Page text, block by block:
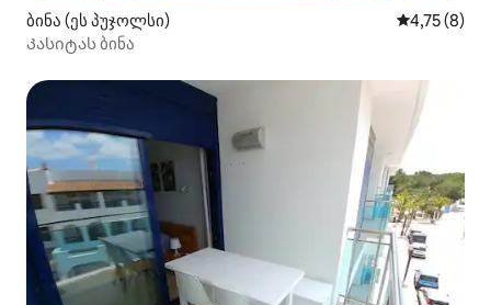
ბინა (ეს პუჯოლსი) საშუალო
4,75 (8)
Კასიტას ბინა